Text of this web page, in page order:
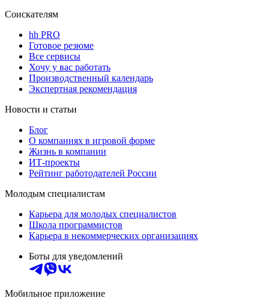
Соискателям
hh PRO
Готовое резюме
Все сервисы
Хочу у вас работать
Производственный календарь
Экспертная рекомендация
Новости и статьи
Блог
О компаниях в игровой форме
Жизнь в компании
ИТ-проекты
Рейтинг работодателей России
Молодым специалистам
Карьера для молодых специалистов
Школа программистов
Карьера в некоммерческих организациях
Боты для уведомлений
Мобильное приложение